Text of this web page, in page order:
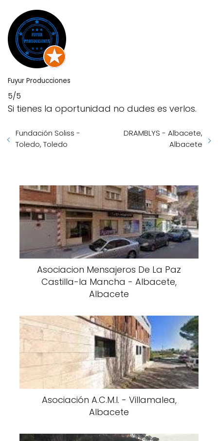
Fuyur Producciones
5/5
Si tienes la oportunidad no dudes es verlos.
Fundación Soliss -
Toledo, Toledo
DRAMBLYS - Albacete,
Albacete
Asociacion Mensajeros De La Paz
Castilla-la Mancha - Albacete,
Albacete
Asociación A.C.M.I. - Villamalea,
Albacete